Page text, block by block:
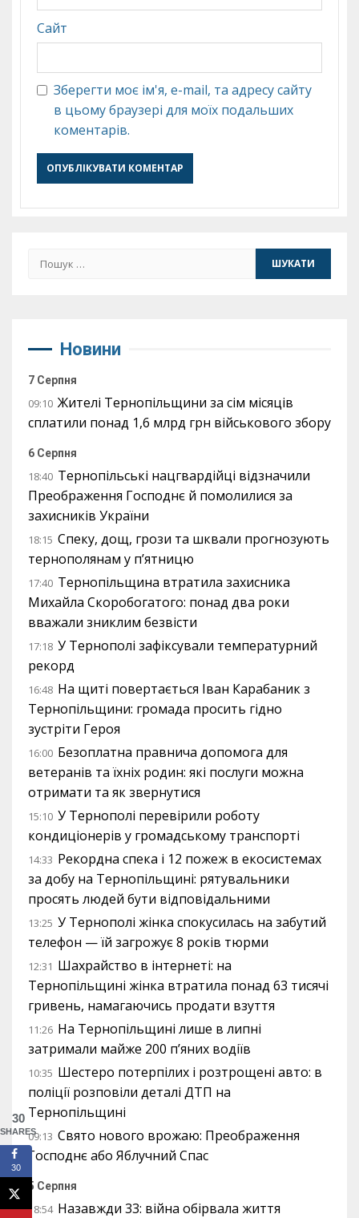
Сайт
Зберегти моє ім'я, e-mail, та адресу сайту
в цьому браузері для моїх подальших
коментарів.
Пошук:
Новини
7 Серпня
09:10 Жителі Тернопільщини за сім місяців
сплатили понад 1,6 млрд грн військового збору
6 Серпня
18:40 Тернопільські нацгвардійці відзначили
Преображення Господнє й помолилися за
захисників України
18:15 Спеку, дощ, грози та шквали прогнозують
тернополянам у п’ятницю
17:40 Тернопільщина втратила захисника
Михайла Скоробогатого: понад два роки
вважали зниклим безвісти
17:18 У Тернополі зафіксували температурний
рекорд
16:48 На щиті повертається Іван Карабаник з
Тернопільщини: громада просить гідно
зустріти Героя
16:00 Безоплатна правнича допомога для
ветеранів та їхніх родин: які послуги можна
отримати та як звернутися
15:10 У Тернополі перевірили роботу
кондиціонерів у громадському транспорті
14:33 Рекордна спека і 12 пожеж в екосистемах
за добу на Тернопільщині: рятувальники
просять людей бути відповідальними
13:25 У Тернополі жінка спокусилась на забутий
телефон — їй загрожує 8 років тюрми
12:31 Шахрайство в інтернеті: на
Тернопільщині жінка втратила понад 63 тисячі
гривень, намагаючись продати взуття
11:26 На Тернопільщині лише в липні
затримали майже 200 п’яних водіїв
10:35 Шестеро потерпілих і розтрощені авто: в
поліції розповіли деталі ДТП на
Тернопільщині
09:13 Свято нового врожаю: Преображення
Господнє або Яблучний Спас
5 Серпня
18:54 Назавжди 33: війна обірвала життя
30
SHARES
30